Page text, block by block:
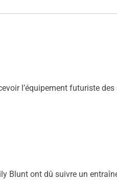
l’équipement futuriste
Blunt ont dû suivre un